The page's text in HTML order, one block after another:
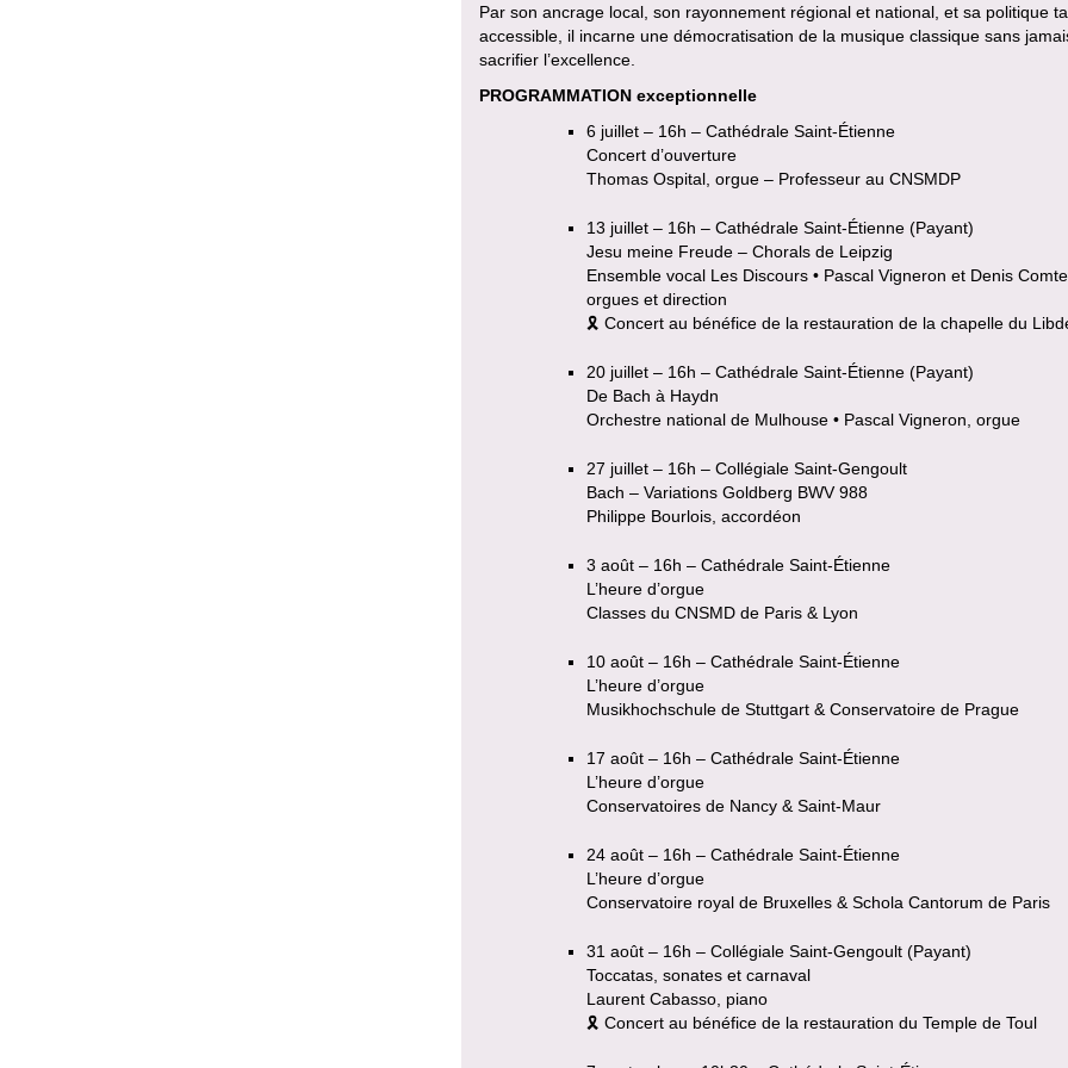
Par son ancrage local, son rayonnement régional et national, et sa politique
accessible, il incarne une démocratisation de la musique classique sans
sacrifier l’excellence.
PROGRAMMATION exceptionnelle
6 juillet – 16h – Cathédrale Saint-Étienne
Concert d’ouverture
Thomas Ospital, orgue – Professeur au CNSMDP
13 juillet – 16h – Cathédrale Saint-Étienne (Payant)
Jesu meine Freude – Chorals de Leipzig
Ensemble vocal Les Discours • Pascal Vigneron et Denis
orgues et direction
🎗 Concert au bénéfice de la restauration de la chapelle du
20 juillet – 16h – Cathédrale Saint-Étienne (Payant)
De Bach à Haydn
Orchestre national de Mulhouse • Pascal Vigneron, orgue
27 juillet – 16h – Collégiale Saint-Gengoult
Bach – Variations Goldberg BWV 988
Philippe Bourlois, accordéon
3 août – 16h – Cathédrale Saint-Étienne
L’heure d’orgue
Classes du CNSMD de Paris & Lyon
10 août – 16h – Cathédrale Saint-Étienne
L’heure d’orgue
Musikhochschule de Stuttgart & Conservatoire de Prague
17 août – 16h – Cathédrale Saint-Étienne
L’heure d’orgue
Conservatoires de Nancy & Saint-Maur
24 août – 16h – Cathédrale Saint-Étienne
L’heure d’orgue
Conservatoire royal de Bruxelles & Schola Cantorum de Paris
31 août – 16h – Collégiale Saint-Gengoult (Payant)
Toccatas, sonates et carnaval
Laurent Cabasso, piano
🎗 Concert au bénéfice de la restauration du Temple de Toul